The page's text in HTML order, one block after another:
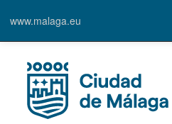
www.malaga.eu